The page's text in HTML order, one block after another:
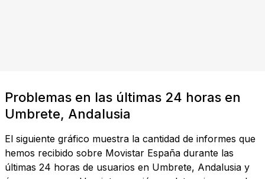
Problemas en las últimas 24 horas en
Umbrete, Andalusia
El siguiente gráfico muestra la cantidad de informes que
hemos recibido sobre Movistar España durante las
últimas 24 horas de usuarios en Umbrete, Andalusia y